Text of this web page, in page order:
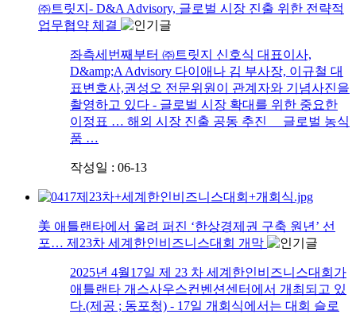
㈜트릿지- D&A Advisory, 글로벌 시장 진출 위한 전략적
업무협약 체결
좌측세번째부터 ㈜트릿지 신호식 대표이사,
D&amp;A Advisory 다이애나 김 부사장, 이규철 대
표변호사,권성오 전문위원이 관계자와 기념사진을
촬영하고 있다 - 글로벌 시장 확대를 위한 중요한
이정표 … 해외 시장 진출 공동 추진 글로벌 농식
품 …
작성일 : 06-13
美 애틀랜타에서 울려 퍼진 ‘한상경제권 구축 원년’ 선
포… 제23차 세계한인비즈니스대회 개막
2025년 4월17일 제 23 차 세계한인비즈니스대회가
애틀랜타 개스사우스컨벤션센터에서 개최되고 있
다.(제공 ; 동포청) - 17일 개회식에서는 대회 슬로